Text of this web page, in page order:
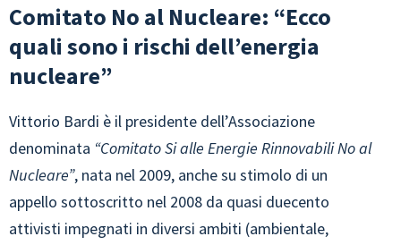
Comitato No al Nucleare: “Ecco
quali sono i rischi dell’energia
nucleare”
Vittorio Bardi è il presidente dell’Associazione
denominata “Comitato Si alle Energie Rinnovabili No al
Nucleare”, nata nel 2009, anche su stimolo di un
appello sottoscritto nel 2008 da quasi duecento
attivisti impegnati in diversi ambiti (ambientale,